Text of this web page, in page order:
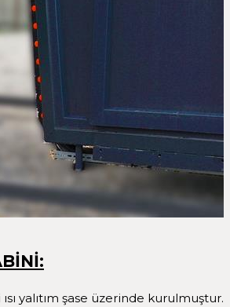
yalıtım şase üzerinde kurulmuştur.